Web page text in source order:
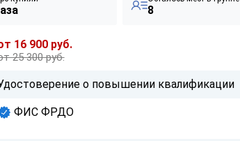
8
16 900 руб.
25 300 руб.
о повышении квалификации
ФИС ФРДО